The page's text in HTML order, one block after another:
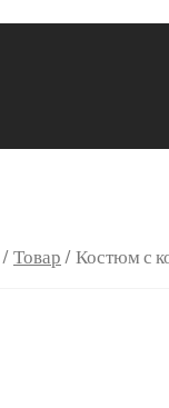
/ Товар / Костюм с